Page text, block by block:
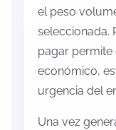
el peso
seleccionada.
pagar permite
económico,
urgencia del
Una vez